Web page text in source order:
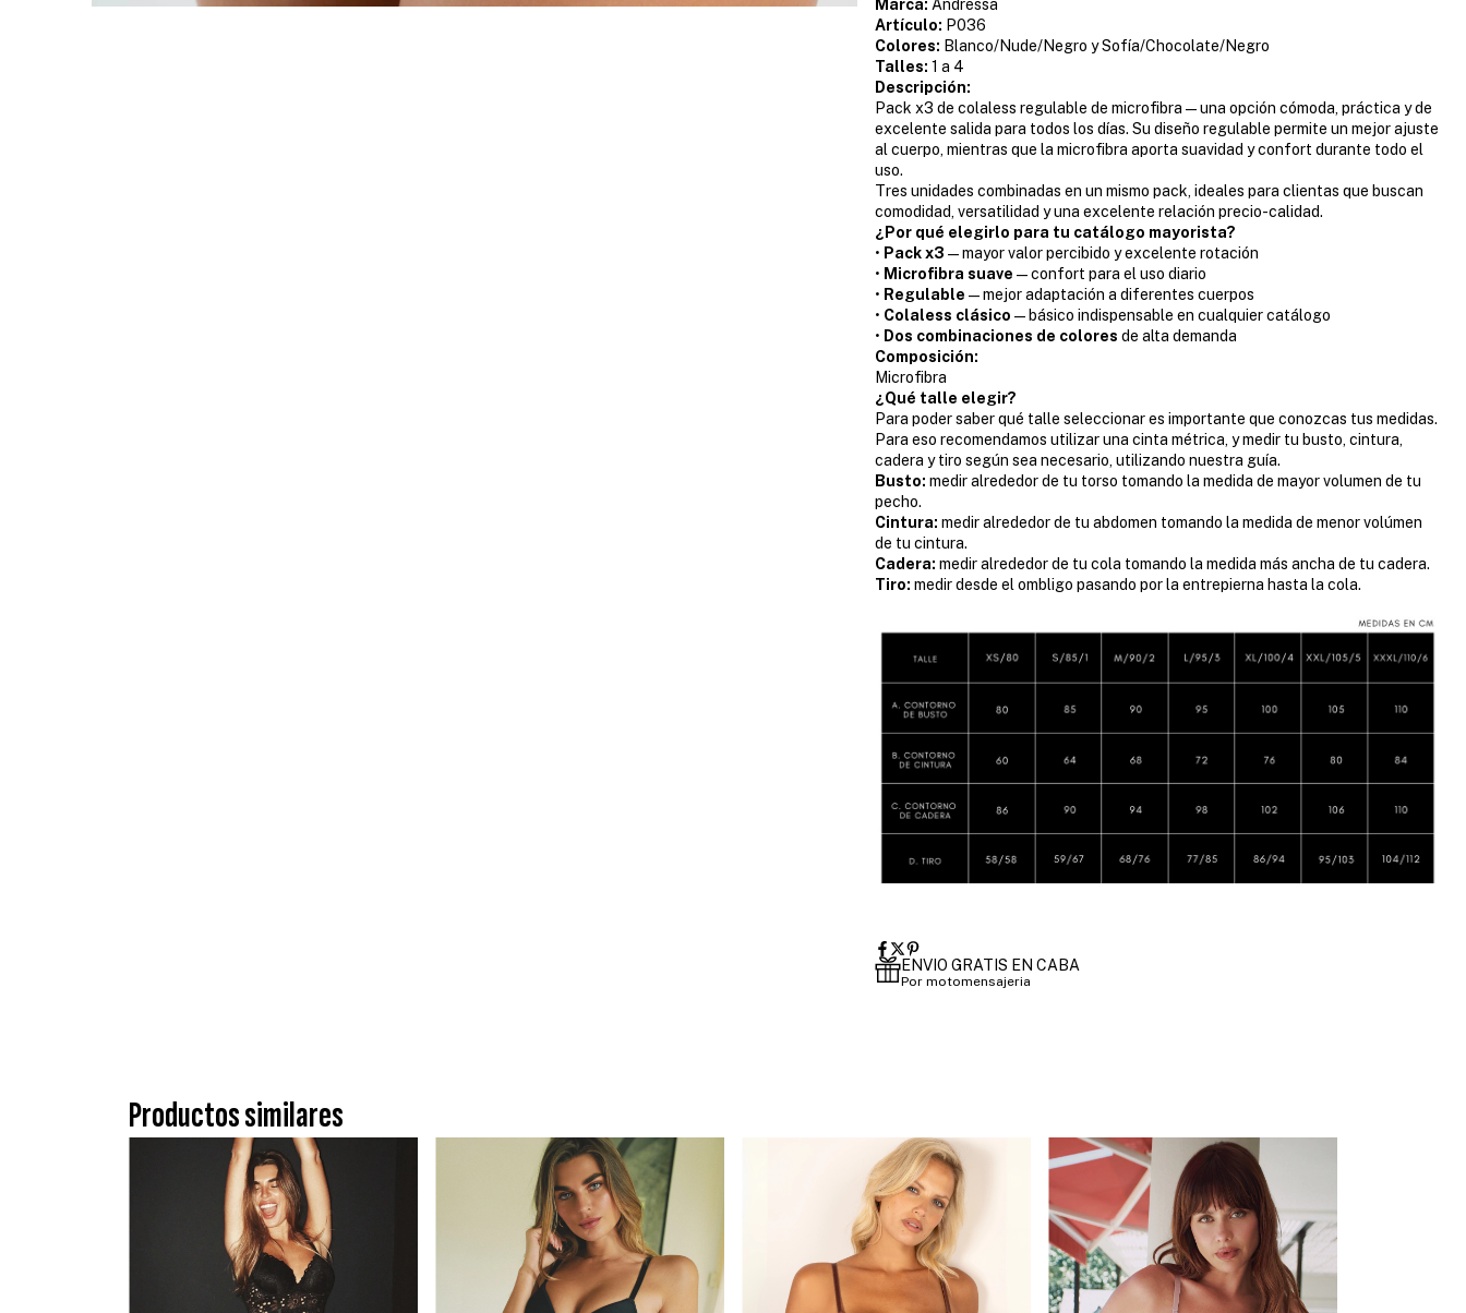
Marca: Andressa
Artículo: P036
Colores: Blanco/Nude/Negro y Sofía/Chocolate/Negro
Talles: 1 a 4
Descripción:
Pack x3 de colaless regulable de microfibra — una opción cómoda, práctica y de
excelente salida para todos los días. Su diseño regulable permite un mejor ajuste
al cuerpo, mientras que la microfibra aporta suavidad y confort durante todo el
uso.
Tres unidades combinadas en un mismo pack, ideales para clientas que buscan
comodidad, versatilidad y una excelente relación precio-calidad.
¿Por qué elegirlo para tu catálogo mayorista?
• Pack x3 — mayor valor percibido y excelente rotación
• Microfibra suave — confort para el uso diario
• Regulable — mejor adaptación a diferentes cuerpos
• Colaless clásico — básico indispensable en cualquier catálogo
• Dos combinaciones de colores de alta demanda
Composición:
Microfibra
¿Qué talle elegir?
Para poder saber qué talle seleccionar es importante que conozcas tus medidas.
Para eso recomendamos utilizar una cinta métrica, y medir tu busto, cintura,
cadera y tiro según sea necesario, utilizando nuestra guía.
Busto: medir alrededor de tu torso tomando la medida de mayor volumen de tu
pecho.
Cintura: medir alrededor de tu abdomen tomando la medida de menor volúmen
de tu cintura.
Cadera: medir alrededor de tu cola tomando la medida más ancha de tu cadera.
Tiro: medir desde el ombligo pasando por la entrepierna hasta la cola.
ENVIO GRATIS EN CABA
Por motomensajeria
Productos similares